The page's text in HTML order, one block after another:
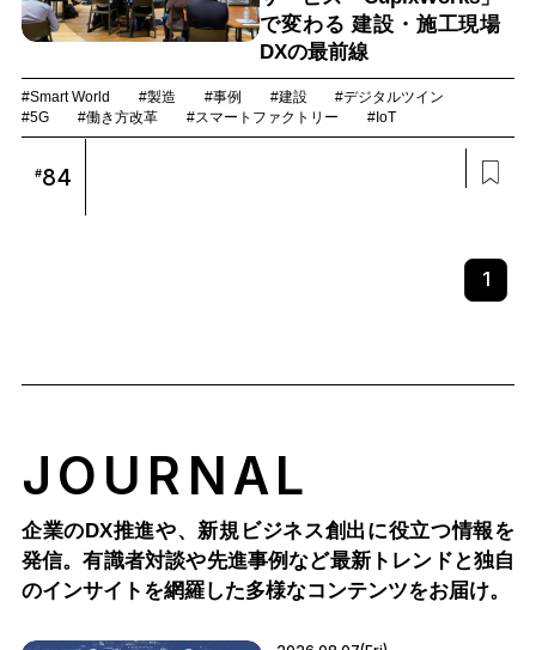
で変わる 建設・施工現場
DXの最前線
#Smart World #製造 #事例 #建設
#デジタルツイン
#5G
#働き方改革 #スマートファクトリー #IoT
#84
1
JOURNAL
企業のDX推進や、新規ビジネス創出に役立つ情報を
発信。有識者対談や先進事例など最新トレンドと独自
のインサイトを網羅した多様なコンテンツをお届け。